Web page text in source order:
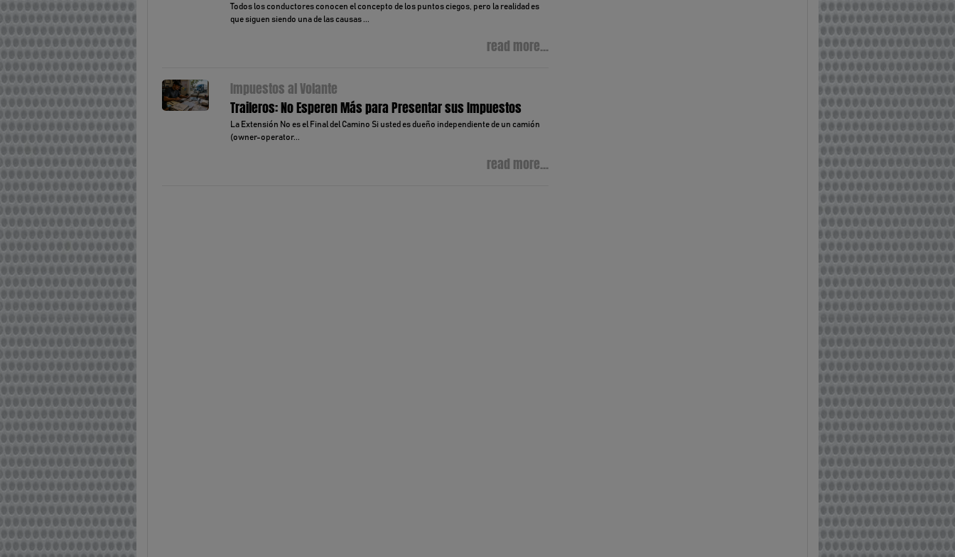
Todos los conductores conocen el concepto de los puntos ciegos, pero la realidad es
que siguen siendo una de las causas ...
read more...
Impuestos al Volante
Traileros: No Esperen Más para Presentar sus Impuestos
La Extensión No es el Final del Camino Si usted es dueño independiente de un camión
(owner-operator...
read more...